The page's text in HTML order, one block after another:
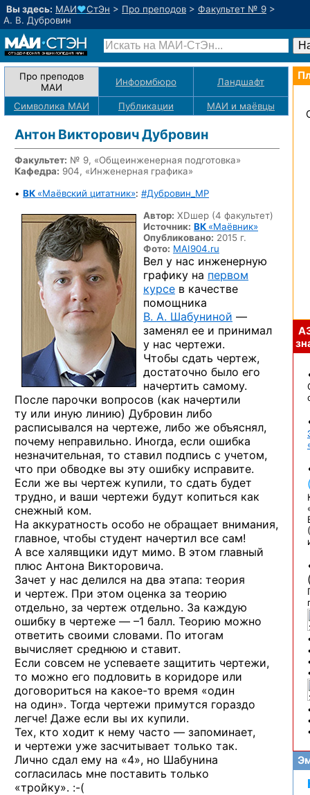
Вы здесь: МАИ♥СтЭн > Про преподов > Факультет № 9 >
А. В. Дубровин
Про преподов
МАИ
Информбюро Ландшафт
Символика МАИ Публикации МАИ и маёвцы
Антон Викторович Дубровин
Факультет: № 9, «Общеинженерная подготовка»
Кафедра: 904, «Инженерная графика»
• ВК «Маёвский цитатник»: #Дубровин_MP
Автор: XDшер (4 факультет)
Источник: ВК «Маёвник»
Опубликовано: 2015 г.
Фото: MAI904.ru
Вел у нас инженерную
графику на первом
курсе в качестве
помощника
В. А. Шабуниной —
заменял ее и принимал
у нас чертежи.
Чтобы сдать чертеж,
достаточно было его
начертить самому.
После парочки вопросов (как начертили
ту или иную линию) Дубровин либо
расписывался на чертеже, либо же объяснял,
почему неправильно. Иногда, если ошибка
незначительная, то ставил подпись с учетом,
что при обводке вы эту ошибку исправите.
Если же вы чертеж купили, то сдать будет
трудно, и ваши чертежи будут копиться как
снежный ком.
На аккуратность особо не обращает внимания,
главное, чтобы студент начертил все сам!
А все халявщики идут мимо. В этом главный
плюс Антона Викторовича.
Зачет у нас делился на два этапа: теория
и чертеж. При этом оценка за теорию
отдельно, за чертеж отдельно. За каждую
ошибку в чертеже — –1 балл. Теорию можно
ответить своими словами. По итогам
вычисляет среднюю и ставит.
Если совсем не успеваете защитить чертежи,
то можно его подловить в коридоре или
договориться на какое-то время «один
на один». Тогда чертежи примутся гораздо
легче! Даже если вы их купили.
Тех, кто ходит к нему часто — запоминает,
и чертежи уже засчитывает только так.
Лично сдал ему на «4», но Шабунина
согласилась мне поставить только
«тройку». :-(
(